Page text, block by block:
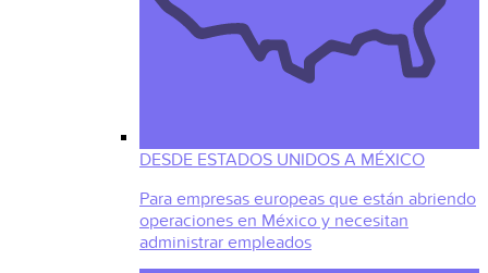
DESDE ESTADOS UNIDOS A MÉXICO
Para empresas europeas que están abriendo
operaciones en México y necesitan
administrar empleados